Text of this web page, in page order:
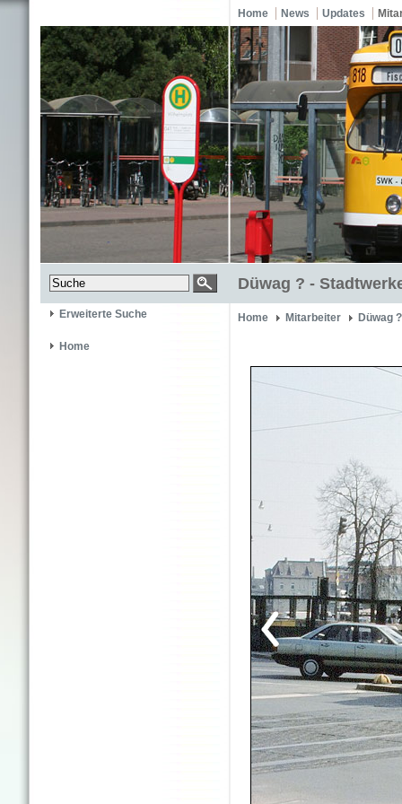
Home News Updates
Düwag ? -
Erweiterte Suche
Home
Home Mitarbeiter Düwag ?